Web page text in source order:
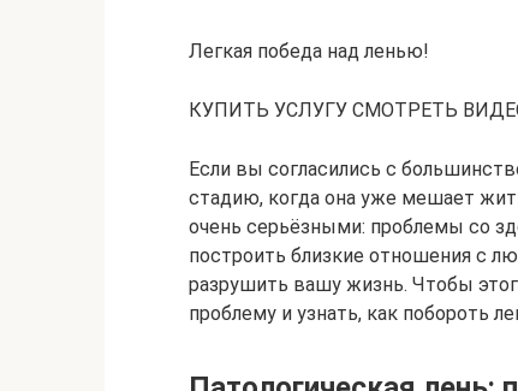
Легкая победа над ленью!
КУПИТЬ УСЛУГУ СМОТРЕТЬ
Если вы согласились с
стадию, когда она уже мешает
очень серьёзными: проблемы со
построить близкие отношения с
разрушить вашу жизнь. Чтобы
проблему и узнать, как побороть